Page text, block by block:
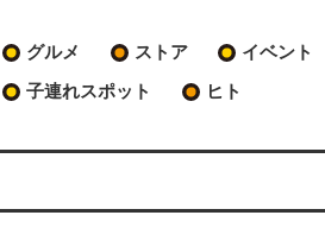
グルメ ストア イベント
子連れスポット
ヒト